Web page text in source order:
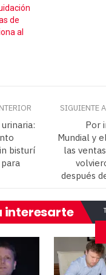
de
al
bisturí
SIGUIENTE
Por
Mundial y
las
después
interesarte